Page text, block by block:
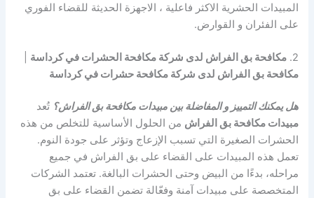
المبيدات الحشرية الاكثر فاعلية ، الاجهزة الحديثة للقضاء الفوري
على الفئران و القوارض.
2. مكافحة بق الفراش لدى شركة مكافحة الحشرات في كرداسة
مكافحة بق الفراش لدى شركة مكافحة حشرات في كرداسة
هل يمكنك التمييز و المفاضلة بين مبيدات مكافحة بق الفراش؟ تُعد
مبيدات مكافحة بق الفراش من الحلول الأساسية للتخلص من هذه
الحشرات الصغيرة التي تسبب الإزعاج وتؤثر على جودة النوم.
تعمل هذه المبيدات على القضاء على بق الفراش في جميع
مراحله، بدءًا من البيض وحتى الحشرات البالغة. تعتمد الشركات
المتخصصة على مبيدات آمنة وفعّالة تضمن القضاء على بق